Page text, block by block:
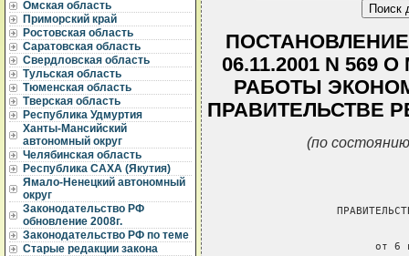
Омская область
Приморский край
Ростовская область
Саратовская область
Свердловская область
Тульская область
Тюменская область
Тверская область
Республика Удмуртия
Ханты-Мансийский
автономный округ
Челябинская область
Республика САХА (Якутия)
Ямало-Ненецкий автономный
округ
Законодательство РФ
обновление 2008г.
Законодательство РФ по теме
Старые редакции закона
06.11.2001 N
РАБОТЫ
ПРАВИТЕЛЬСТВЕ
(по
от 6